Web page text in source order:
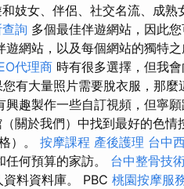
妓女、伴侶、社交名流、成熟
詢 多個最佳伴遊網站，因此
網站，以及每個網站的獨特之
代理商 時有很多選擇，但我
您有大量照片需要脫衣服，那麼
興趣製作一些自訂視頻，但寧
關於我們）中找到最好的色情
）。 按摩課程 產後護理 台中
何預算的家訪。 台中整骨技
料資料庫。 PBC 桃園按摩服